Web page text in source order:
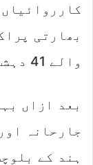
بھارتی
والے 41 دہشت گرد ہلاک ہو گئے۔
بعد ازاں
جارحانہ
ہند کے